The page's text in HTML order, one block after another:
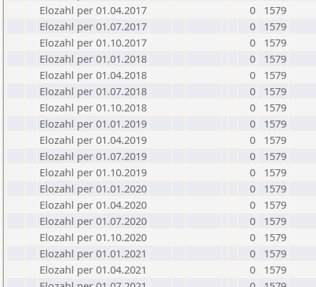
Elozahl per 01.04.2017
0
1579
Elozahl per 01.07.2017
0
1579
Elozahl per 01.10.2017
0
1579
Elozahl per 01.01.2018
0
1579
Elozahl per 01.04.2018
0
1579
Elozahl per 01.07.2018
0
1579
Elozahl per 01.10.2018
0
1579
Elozahl per 01.01.2019
0
1579
Elozahl per 01.04.2019
0
1579
Elozahl per 01.07.2019
0
1579
Elozahl per 01.10.2019
0
1579
Elozahl per 01.01.2020
0
1579
Elozahl per 01.04.2020
0
1579
Elozahl per 01.07.2020
0
1579
Elozahl per 01.10.2020
0
1579
Elozahl per 01.01.2021
0
1579
Elozahl per 01.04.2021
0
1579